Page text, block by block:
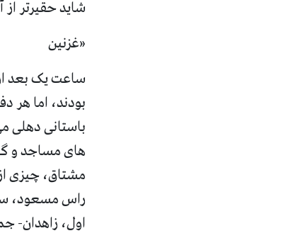
شاید حقیرتر
«غزنین
ساعت یک بعد
بودند، اما
باستانی دهلی
های مساجد و
مشتاق، چیزی
راس مسعود،
اول، زاهدان-